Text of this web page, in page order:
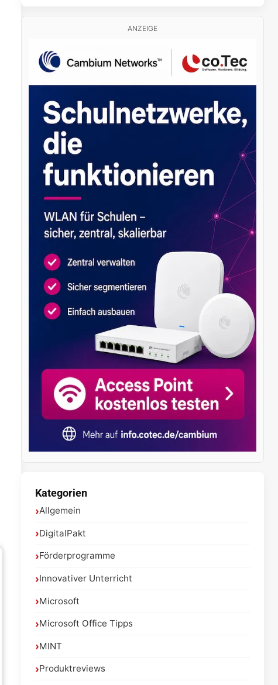
ANZEIGE
Kategorien
Allgemein
DigitalPakt
Förderprogramme
Innovativer Unterricht
Microsoft
Microsoft Office Tipps
MINT
Produktreviews